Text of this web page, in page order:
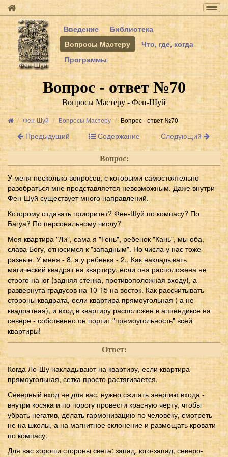
Введение
Библиотека
Вопросы Мастеру
Что, где, когда
Программы
Вопрос - ответ №70
Вопросы Мастеру - Фен-Шуй
Фен-Шуй Вопросы Мастеру Вопрос - ответ №70
Предыдущий Содержание Следующий
Вопрос:
У меня несколько вопросов, с которыми самостоятельно
разобраться мне представляется невозможным. Даже внутри
Фен-Шуй существует много направлений.
Которому отдавать приоритет? Фен-Шуй по компасу? По
Багуа? По персональному числу?
Моя квартира "Ли", сама я "Гень", ребенок "Кань", мы оба,
слава Богу, относимся к "западным". Но числа у нас тоже
разные. У меня - 8, а у ребенка - 2.. Как накладывать
магический квадрат на квартиру, если она расположена не
строго на юг (задняя стенка, противоположная входу), а
развернута градусов на 10-15 на восток. Как рассчитывать
стороны квадрата, если квартира прямоугольная ( а не
квадратная), и вход в квартиру расположен в аппендиксе на
севере - собственно он портит "прямоугольность" всей
квартиры!
Ответ:
Когда Ло-Шу накладывают на квартиру, если квартира
прямоугольная, сетка просто растягивается.
Северный вход не для вас, нужно сжигать энергию входа -
внутри косяка и по порогу провести красную черту, чтобы
убрать негатив, делать гармонизацию по человеку, смотреть
не на школы, а на магнитное склонение и размещать кровати
по компасу.
Для вас хороши стороны света: запад, юго-запад, северо-